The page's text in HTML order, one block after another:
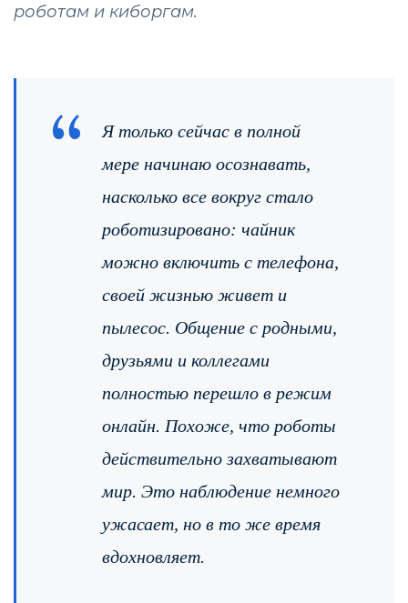
роботам и киборгам.
Я только сейчас в полной
мере начинаю осознавать,
насколько все вокруг стало
роботизировано: чайник
можно включить с телефона,
своей жизнью живет и
пылесос. Общение с родными,
друзьями и коллегами
полностью перешло в режим
онлайн. Похоже, что роботы
действительно захватывают
мир. Это наблюдение немного
ужасает, но в то же время
вдохновляет.